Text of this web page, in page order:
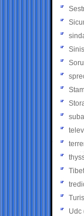
Soru
Tibet
Udc